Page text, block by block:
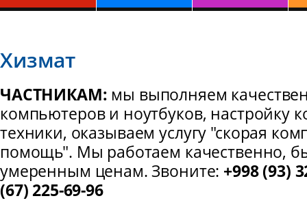
Хизмат
ЧАСТНИКАМ: мы выполняем
компьютеров и ноутбуков, настройку
техники, оказываем услугу "скорая
помощь". Мы работаем качественно,
умеренным ценам. Звоните: +998 (93)
(67) 225-69-96